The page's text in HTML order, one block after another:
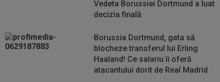
Vedeta Borussiei Dortmund a luat
decizia finală
Borussia Dortmund, gata să
blocheze transferul lui Erling
Haaland! Ce salariu îi oferă
atacantului dorit de Real Madrid